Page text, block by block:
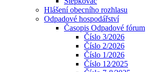
Hlášení obecního rozhlasu
Odpadové hospodářství
Časopis Odpadové fórum
Číslo 3/2026
Číslo 2/2026
Číslo 1/2026
Číslo 12⁄2025